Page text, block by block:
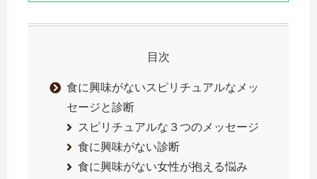
目次
食に興味がないスピリチュアルなメッ
セージと診断
スピリチュアルな３つのメッセージ
食に興味がない診断
食に興味がない女性が抱える悩み